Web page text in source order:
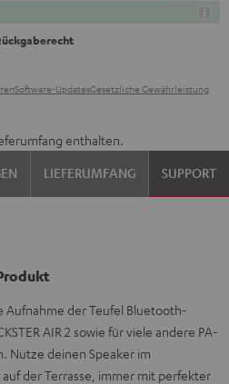
Software-UpdatesGesetzliche Gewährleistung
enthalten.
LIEFERUMFANG SUPPORT
Aufnahme der Teufel Bluetooth-
AIR 2 sowie für viele andere PA-
Nutze deinen Speaker im
der Terrasse, immer mit perfekter